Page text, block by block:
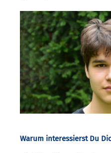
Warum interessierst Du